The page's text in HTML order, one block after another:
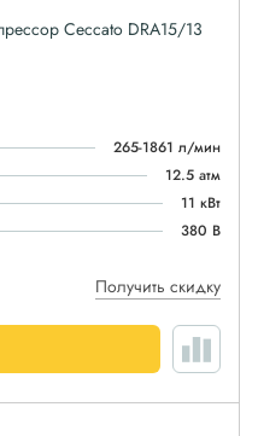
Ceccato DRA15/13
265-1861 л/мин
12.5 атм
11 кВт
380 В
Получить скидку